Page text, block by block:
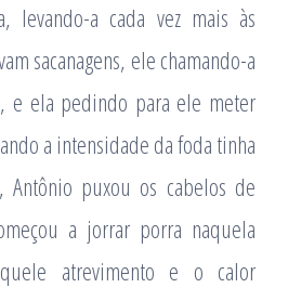
levando-a cada vez mais às
sacanagens, ele chamando-a
e ela pedindo para ele meter
a intensidade da foda tinha
Antônio puxou os cabelos de
a jorrar porra naquela
atrevimento e o calor